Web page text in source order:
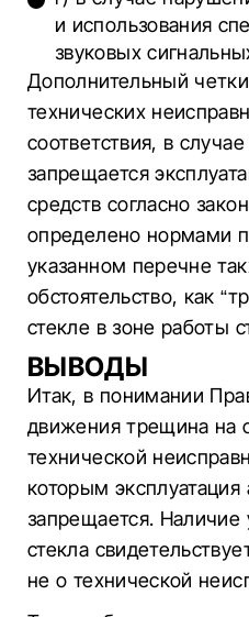
и использования
звуковых
Дополнительный
технических
соответствия, в
запрещается
средств согласно
определено нормами
указанном перечне
обстоятельство, как
стекле в зоне работы
ВЫВОДЫ
Итак, в понимании
движения трещина на
технической
которым эксплуатация
запрещается. Наличие
стекла
не о технической